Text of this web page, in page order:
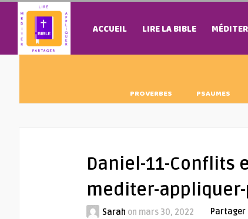
ACCUEIL LIRE LA BIBLE MÉDITER
PROVERBES PSAUMES
Daniel-11-Conflits
mediter-appliquer-
Sarah on mars 30, 2022 Partager